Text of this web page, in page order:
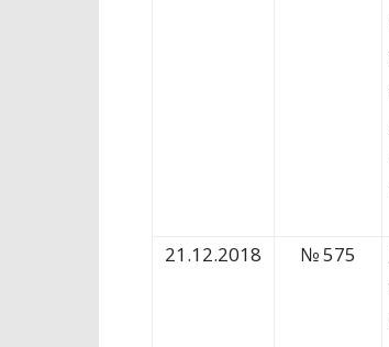
21.12.2018 № 575